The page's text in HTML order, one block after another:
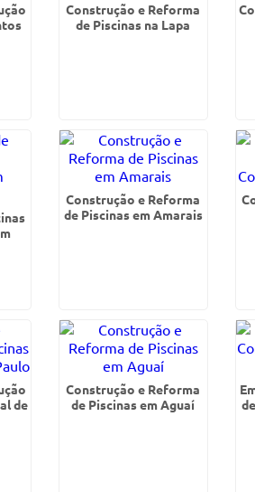
Construção e Reforma
de Piscinas na Lapa
Construção e Reforma
de Piscinas em Amarais
de
Construção e Reforma
de Piscinas em Aguaí